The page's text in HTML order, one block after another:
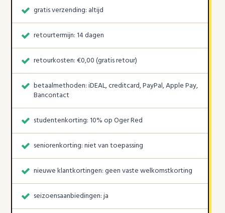
gratis verzending: altijd
retourtermijn: 14 dagen
retourkosten: €0,00 (gratis retour)
betaalmethoden: iDEAL, creditcard, PayPal, Apple Pay,
Bancontact
studentenkorting: 10% op Oger Red
seniorenkorting: niet van toepassing
nieuwe klantkortingen: geen vaste welkomstkorting
seizoensaanbiedingen: ja